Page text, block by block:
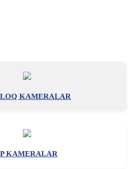
KAMERALAR
KAMERALAR